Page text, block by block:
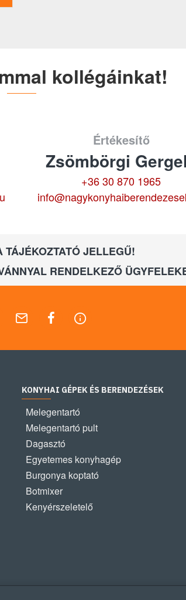
kollégáinkat!
Értékesítő
Zsömbörgi
+36 30 870 1965
JELLEGŰ!
RENDELKEZŐ
KONYHAI GÉPEK ÉS BERENDEZÉSEK
Melegentartó
Melegentartó pult
Dagasztó
Egyetemes konyhagép
Burgonya koptató
Botmixer
Kenyérszeletelő